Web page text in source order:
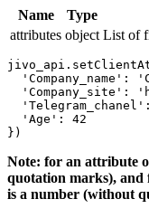
Name Type
attributes object List of
'Company_name':
'Company_site':
  'Age': 42
Note: for an attribute
quotation marks),
is a number (without